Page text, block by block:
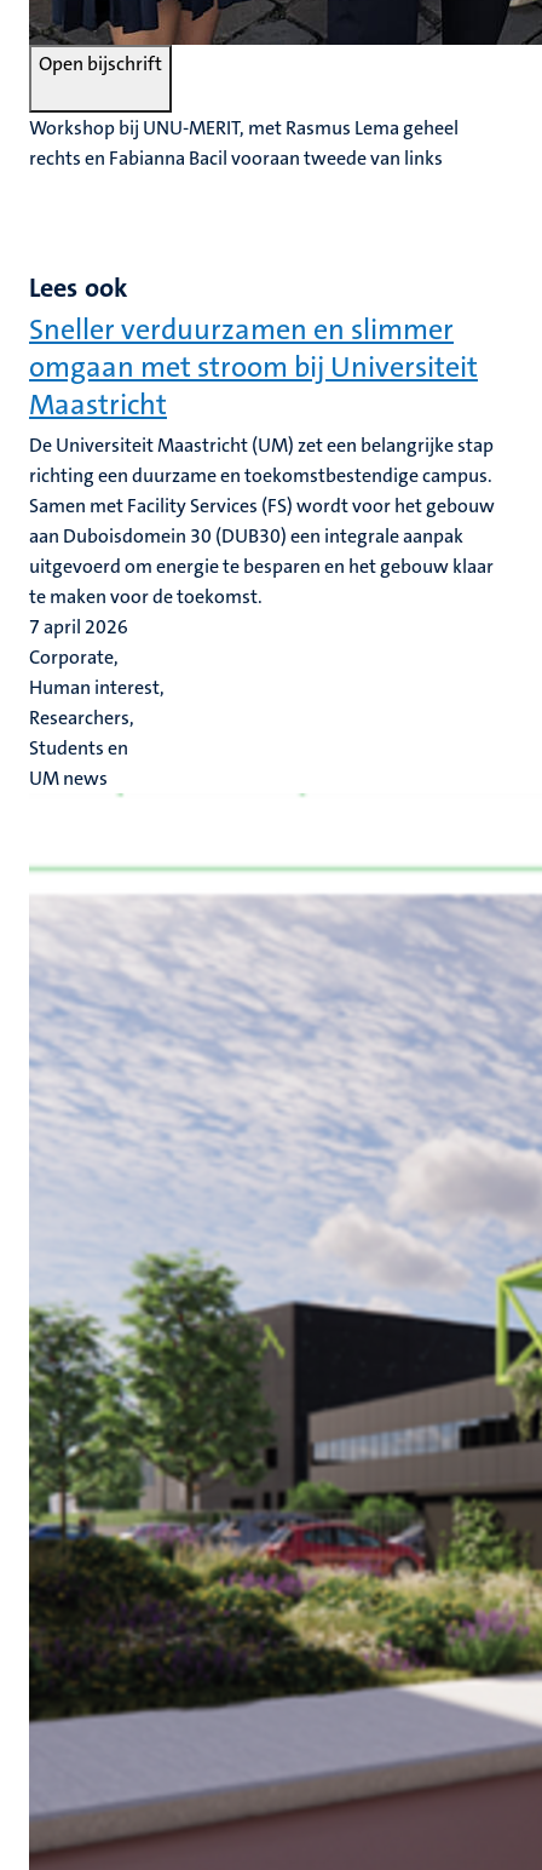
Open bijschrift
Workshop bij UNU-MERIT, met Rasmus Lema geheel
rechts en Fabianna Bacil vooraan tweede van links
Lees ook
Sneller verduurzamen en slimmer
omgaan met stroom bij Universiteit
Maastricht
De Universiteit Maastricht (UM) zet een belangrijke stap
richting een duurzame en toekomstbestendige campus.
Samen met Facility Services (FS) wordt voor het gebouw
aan Duboisdomein 30 (DUB30) een integrale aanpak
uitgevoerd om energie te besparen en het gebouw klaar
te maken voor de toekomst.
7 april 2026
Corporate,
Human interest,
Researchers,
Students en
UM news